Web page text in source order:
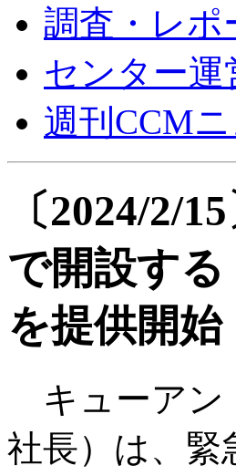
調査・レポ
センター運
週刊CCM
〔2024/2/
で開設す
を提供開始
キューアン
社長）は、緊